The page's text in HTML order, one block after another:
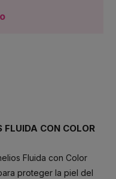
FLUIDA CON COLOR
Fluida con Color
proteger la piel del